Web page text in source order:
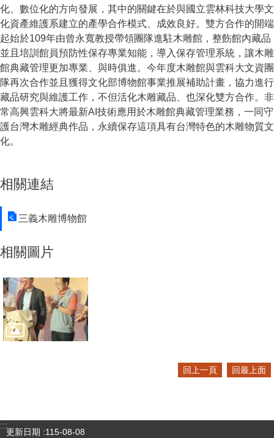
化、數位化的方向發展，其中的關鍵在於與國立雲林科技大學文
化資產維護系建立的產學合作模式、成效良好。雙方合作的開端
起始於109年由曾永寬教授帶領團隊進駐木雕館，整飭館內藏品
並且培訓館員預防性保存專業知能，導入保存管理系統，讓木雕
館典藏管理更加專業、與時俱進。今年度木雕館與雲科大文資團
隊再次合作並且獲得文化部博物館事業推展補助計畫，協力進行
藏品研究與維護工作，不但活化木雕藏品、也深化雙方合作。非
常高興雲科大將最新AI技術應用於木雕館典藏管理業務，一同守
護台灣木雕經典作品，永續保存這項具有台灣特色的木雕物質文
化。
相關連結
三義木雕博物館
相關圖片
回上一頁 回最上面
:::
更新日期 115-08-08